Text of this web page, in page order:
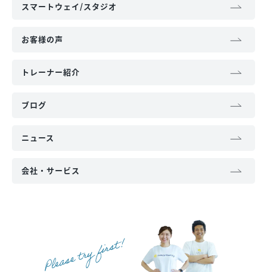
スマートウェイ/スタジオ
お客様の声
トレーナー紹介
ブログ
ニュース
会社・サービス